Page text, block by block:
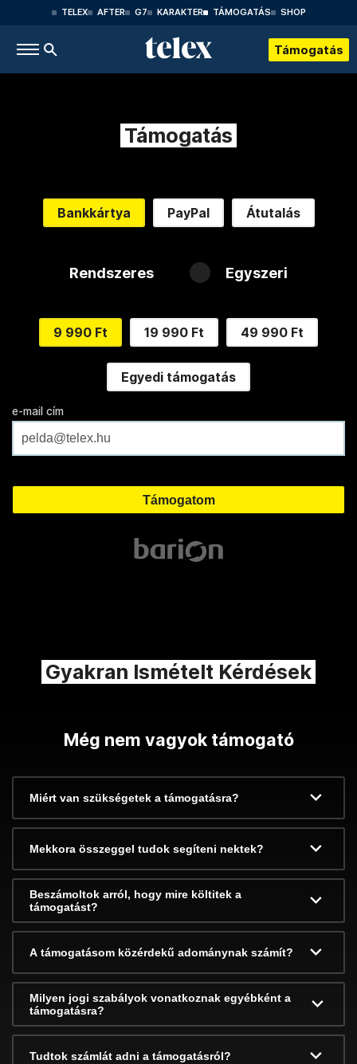
TELEX AFTER G7 KARAKTER TÁMOGATÁS SHOP
Támogatás
Támogatás
Bankkártya PayPal Átutalás
Rendszeres Egyszeri
9 990 Ft 19 990 Ft 49 990 Ft
Egyedi támogatás
e-mail cím
Gyakran Ismételt Kérdések
Még nem vagyok támogató
Miért van szükségetek a támogatásra?
Mekkora összeggel tudok segíteni nektek?
Beszámoltok arról, hogy mire költitek a
támogatást?
A támogatásom közérdekű adománynak számít?
Milyen jogi szabályok vonatkoznak egyébként a
támogatásra?
Tudtok számlát adni a támogatásról?